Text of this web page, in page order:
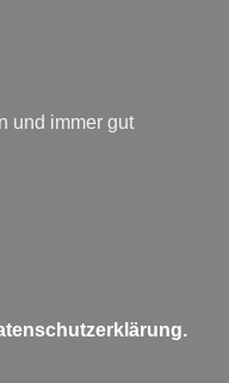
und immer gut